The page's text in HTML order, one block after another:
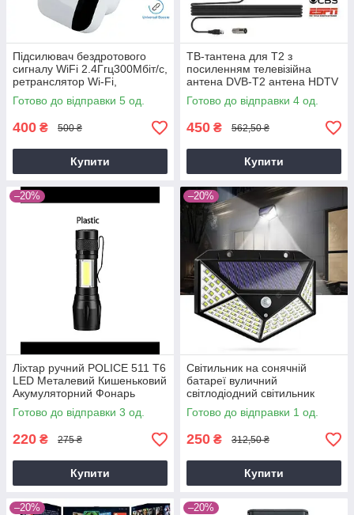
Підсилювач бездротового
сигналу WiFi 2.4Ггц300Мбіт/с,
ретранслятор Wi-Fi,
повторювач сигналу Wi-Fi
Готово до відправки 5 од.
400 ₴ 500 ₴
Купити
ТВ-тантена для Т2 з
посиленням телевізійна
антена DVB-T2 антена HDTV
TV Antenna Mini HDTV 1080p
Готово до відправки 4 од.
450 ₴ 562,50 ₴
Купити
–20%
Ліхтар ручний POLICE 511 T6
LED Металевий Кишеньковий
Акумуляторний Фонарь
Оптичний зум Міні фонарік
Готово до відправки 3 од.
220 ₴ 275 ₴
Купити
–20%
Світильник на сонячній
батареї вуличний
світлодіодний світильник
Solar SH-114 114LED
Готово до відправки 1 од.
250 ₴ 312,50 ₴
Купити
–20% –20%